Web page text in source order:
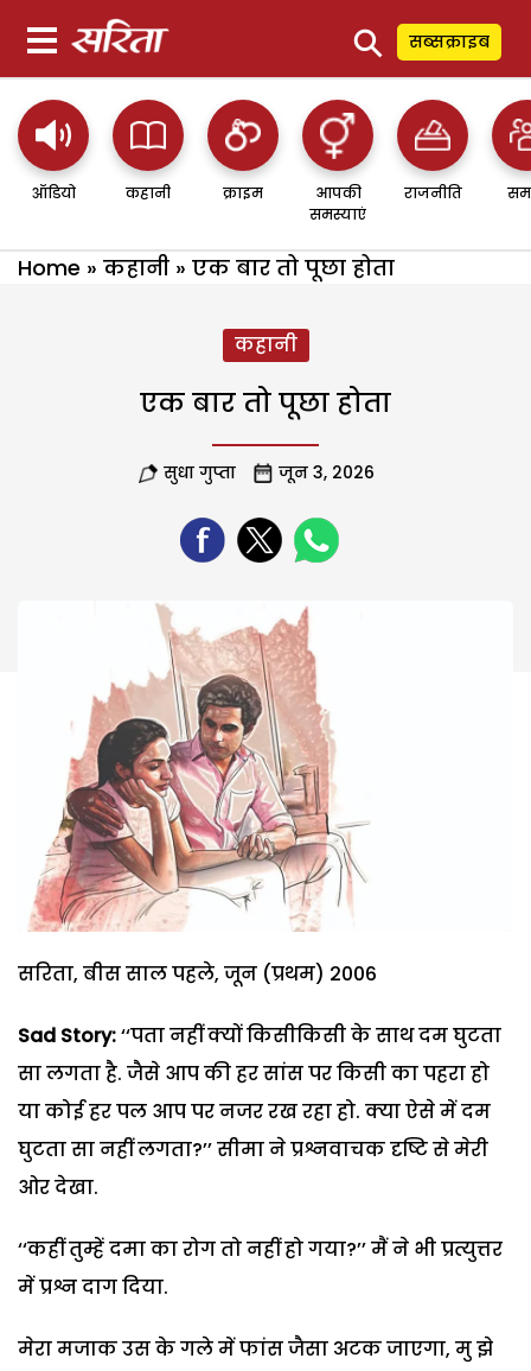
⚲ सब्सक्राइब
ऑडियो कहानी क्राइम
आपकी
समस्याएं
राजनीति
Home » कहानी » एक बार तो पूछा होता
कहानी
एक बार तो पूछा होता
सुधा गुप्ता जून 3, 2026
सरिता, बीस साल पहले, जून (प्रथम) 2006
Sad Story:‘‘पता नहीं क्यों किसीकिसी के साथ दम घुटता
सा लगता है. जैसे आप की हर सांस पर किसी का पहरा हो
या कोई हर पल आप पर नजर रख रहा हो. क्या ऐसे में दम
घुटता सा नहीं लगता?’’ सीमा ने प्रश्नवाचक दृष्टि से मेरी
ओर देखा.
‘‘कहीं तुम्हें दमा का रोग तो नहीं हो गया?’’ मैं ने भी प्रत्युत्तर
में प्रश्न दाग दिया.
मेरा मजाक उस के गले में फांस जैसा अटक जाएगा, मु झे